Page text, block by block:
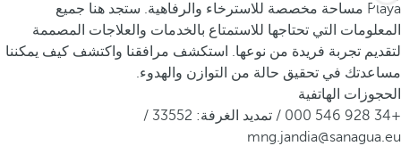
Playa مساحة مخصصة للاسترخاء والرفاهية. ستجد هنا جميع
المعلومات التي تحتاجها للاستمتاع بالخدمات والعلاجات المصممة
لتقديم تجربة فريدة من نوعها. استكشف مرافقنا واكتشف كيف يمكننا
مساعدتك في تحقيق حالة من التوازن والهدوء.
الحجوزات الهاتفية
+34 928 546 000 / تمديد الغرفة: 33552 /
mng.jandia@sanagua.eu